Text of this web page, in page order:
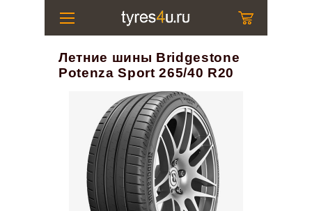
Летние шины Bridgestone
Potenza Sport 265/40 R20